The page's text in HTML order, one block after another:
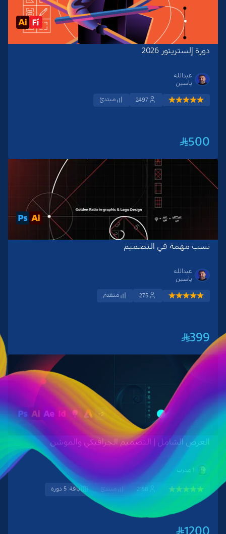
دورة إلستريتور 2026
عبدالله
ياسين
2497
مبتدئ
500
نسب مهمة في التصميم
عبدالله
ياسين
275
متقدم
399
2+
العرض الشامل | التصميم الجرافيكي والموشن
1 مدرب
2158
مبتدئ باقة: 5 دورة